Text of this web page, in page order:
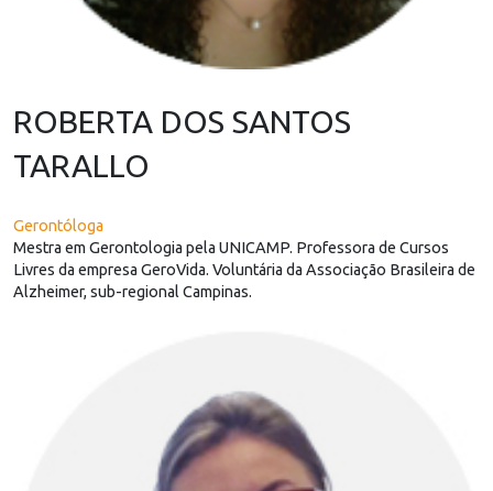
ROBERTA DOS SANTOS
TARALLO
Gerontóloga
Mestra em Gerontologia pela UNICAMP. Professora de Cursos
Livres da empresa GeroVida. Voluntária da Associação Brasileira de
Alzheimer, sub-regional Campinas.